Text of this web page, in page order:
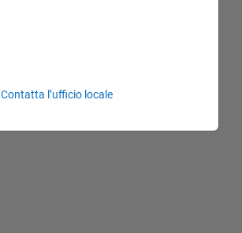
Contatta l’ufficio locale